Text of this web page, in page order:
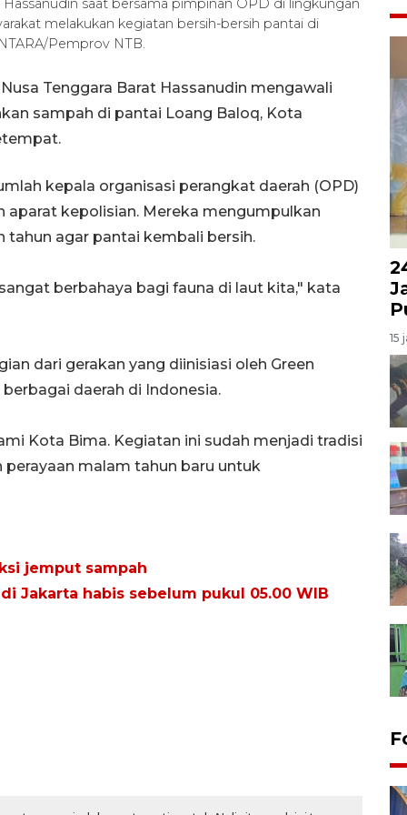
saat bersama pimpinan OPD di lingkungan
melakukan kegiatan bersih-bersih pantai di
Pemprov NTB.
Tenggara Barat Hassanudin mengawali
sampah di pantai Loang Baloq, Kota
kepala organisasi perangkat daerah (OPD)
aparat kepolisian. Mereka mengumpulkan
tahun agar pantai kembali bersih.
berbahaya bagi fauna di laut kita," kata
dari gerakan yang diinisiasi oleh Green
daerah di Indonesia.
Kota Bima. Kegiatan ini sudah menjadi tradisi
malam tahun baru untuk
jemput sampah
Jakarta habis sebelum pukul 05.00 WIB
15